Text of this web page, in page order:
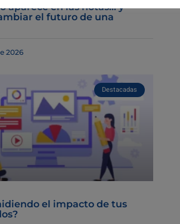
aparece en las notas… y
el futuro de una
2026
Destacadas
el impacto de tus